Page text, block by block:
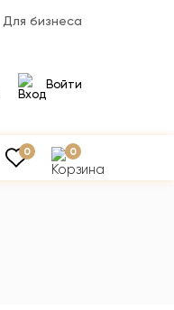
Для бизнеса
Войти
0 0